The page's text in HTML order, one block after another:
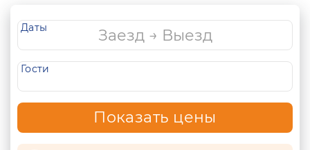
Даты
Гости
Показать цены